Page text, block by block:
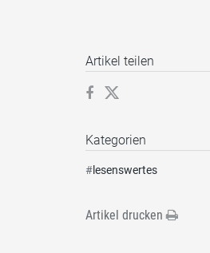
Artikel teilen
Kategorien
#lesenswertes
Artikel drucken